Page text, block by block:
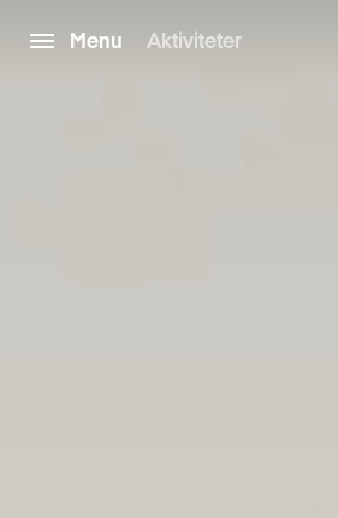
Menu Aktiviteter